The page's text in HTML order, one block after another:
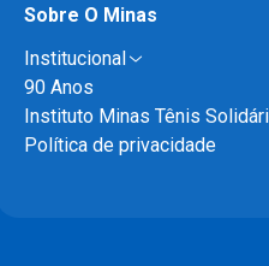
Sobre O Minas
Institucional
90 Anos
Instituto Minas Tênis
Política de privacidade